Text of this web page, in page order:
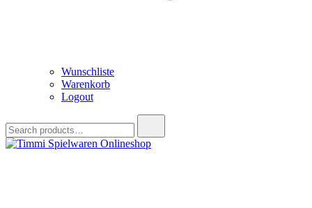
Wunschliste
Warenkorb
Logout
for: